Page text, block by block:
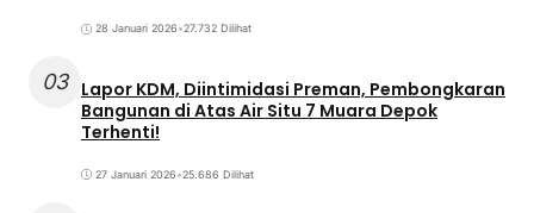
28 Januari 2026•27.732 Dilihat
03 Lapor KDM, Diintimidasi Preman, Pembongkaran
Bangunan di Atas Air Situ 7 Muara Depok
Terhenti!
27 Januari 2026•25.686 Dilihat